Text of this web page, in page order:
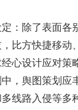
：除了表面各
比方快捷移动
心设计应对策
，舆图策划应
线路入侵等多